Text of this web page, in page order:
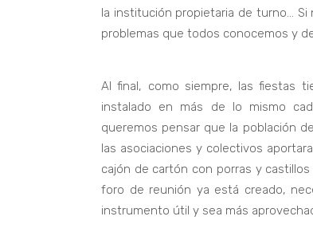
la institución propietaria de turno…
problemas que todos conocemos y
Al final, como siempre, las fiestas
instalado en más de lo mismo
queremos pensar que la población
las asociaciones y colectivos
cajón de cartón con porras y
foro de reunión ya está creado,
instrumento útil y sea más